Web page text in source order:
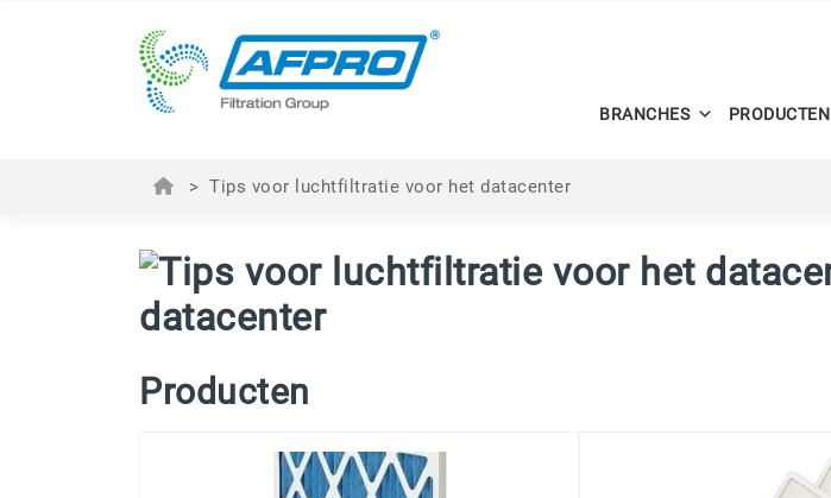
BRANCHES PRODUCTEN
> Tips voor luchtfiltratie voor het datacenter
datacenter
Producten